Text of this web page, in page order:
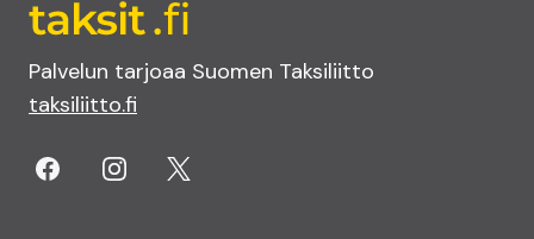
Palvelun tarjoaa Suomen Taksiliitto
taksiliitto.fi